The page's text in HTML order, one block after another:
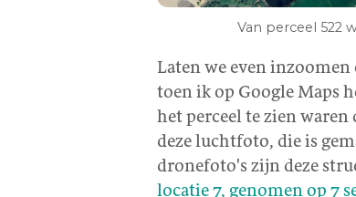
Van perceel 522
Laten we even inzoomen
toen ik op Google Maps
het perceel te zien
deze luchtfoto, die is
dronefoto's zijn deze
locatie 7, genomen op 7